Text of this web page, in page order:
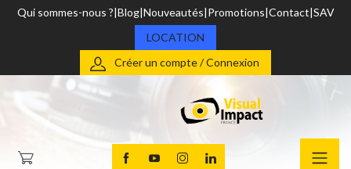
Qui sommes-nous ? Blog Nouveautés Promotions Contact SAV
LOCATION
Créer un compte / Connexion